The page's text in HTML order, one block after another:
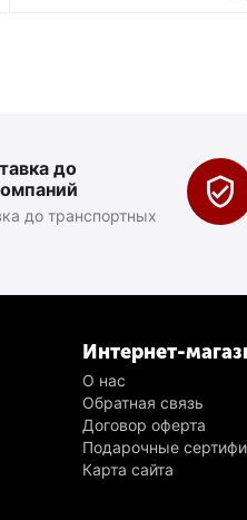
до
до транспортных
Интернет-
О нас
Обратная связь
Договор оферта
Подарочные
Карта сайта